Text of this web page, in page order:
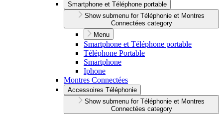
Smartphone et Téléphone portable
Show submenu for Téléphonie et Montres
Connectées category
Menu
Smartphone et Téléphone portable
Téléphone Portable
Smartphone
Iphone
Montres Connectées
Accessoires Téléphonie
Show submenu for Téléphonie et Montres
Connectées category